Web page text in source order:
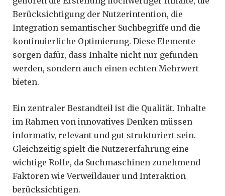
Berücksichtigung der Nutzerintention, die
Integration semantischer Suchbegriffe und die
kontinuierliche Optimierung. Diese Elemente
sorgen dafür, dass Inhalte nicht nur gefunden
werden, sondern auch einen echten Mehrwert
bieten.
Ein zentraler Bestandteil ist die Qualität. Inhalte
im Rahmen von innovatives Denken müssen
informativ, relevant und gut strukturiert sein.
Gleichzeitig spielt die Nutzererfahrung eine
wichtige Rolle, da Suchmaschinen zunehmend
Faktoren wie Verweildauer und Interaktion
berücksichtigen.